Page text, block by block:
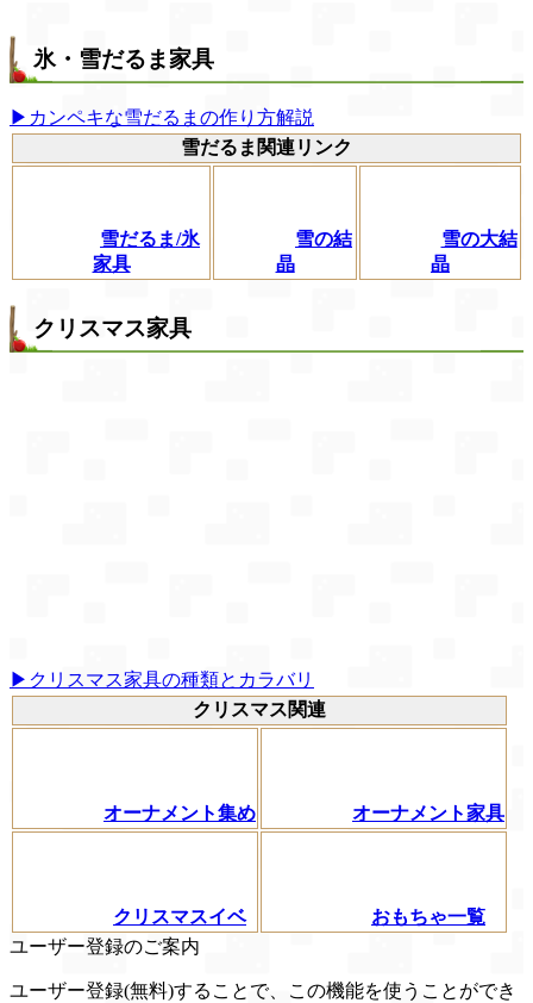
氷・雪だるま家具
▶カンペキな雪だるまの作り方解説
雪だるま関連リンク
雪だるま/氷
家具
雪の結
晶
雪の大結
晶
クリスマス家具
▶クリスマス家具の種類とカラバリ
クリスマス関連
オーナメント集め オーナメント家具
クリスマスイベ
おもちゃ一覧
ユーザー登録のご案内
ユーザー登録(無料)することで、この機能を使うことができ